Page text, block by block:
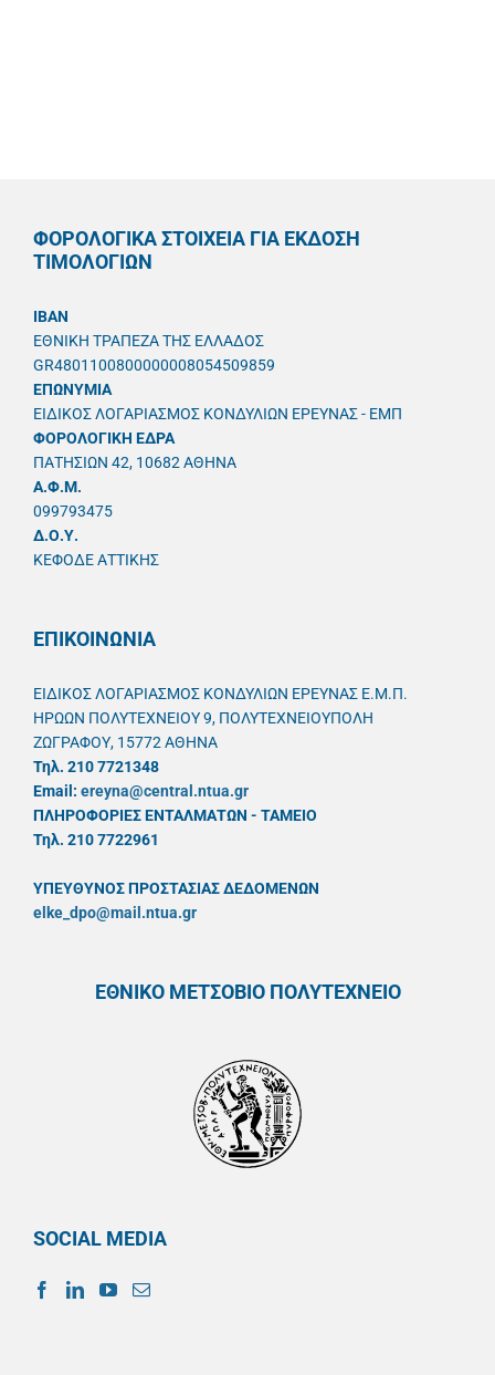
ΦΟΡΟΛΟΓΙΚΑ ΣΤΟΙΧΕΙΑ ΓΙΑ ΕΚΔΟΣΗ
ΤΙΜΟΛΟΓΙΩΝ
IBAN
ΕΘΝΙΚΗ ΤΡΑΠΕΖΑ ΤΗΣ ΕΛΛΑΔΟΣ
GR4801100800000008054509859
ΕΠΩΝΥΜΙΑ
ΕΙΔΙΚΟΣ ΛΟΓΑΡΙΑΣΜΟΣ ΚΟΝΔΥΛΙΩΝ ΕΡΕΥΝΑΣ - ΕΜΠ
ΦΟΡΟΛΟΓΙΚΗ ΕΔΡΑ
ΠΑΤΗΣΙΩΝ 42, 10682 ΑΘΗΝΑ
A.Φ.Μ.
099793475
Δ.Ο.Υ.
ΚΕΦΟΔΕ ΑΤΤΙΚΗΣ
ΕΠΙΚΟΙΝΩΝΙΑ
ΕΙΔΙΚΟΣ ΛΟΓΑΡΙΑΣΜΟΣ ΚΟΝΔΥΛΙΩΝ ΕΡΕΥΝΑΣ Ε.Μ.Π.
ΗΡΩΩΝ ΠΟΛΥΤΕΧΝΕΙΟΥ 9, ΠΟΛΥΤΕΧΝΕΙΟΥΠΟΛΗ
ΖΩΓΡΑΦΟΥ, 15772 ΑΘΗΝΑ
Τηλ. 210 7721348
Email: ereyna@central.ntua.gr
ΠΛΗΡΟΦΟΡΙΕΣ ΕΝΤΑΛΜΑΤΩΝ - ΤΑΜΕΙΟ
Τηλ. 210 7722961
ΥΠΕΥΘYΝΟΣ ΠΡΟΣΤΑΣΙΑΣ ΔΕΔΟΜΕΝΩΝ
elke_dpo@mail.ntua.gr
ΕΘΝΙΚΟ ΜΕΤΣΟΒΙΟ ΠΟΛΥΤΕΧΝΕΙΟ
SOCIAL MEDIA